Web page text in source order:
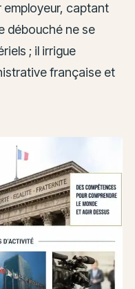
employeur, captant
débouché ne se
; il irrigue
française et